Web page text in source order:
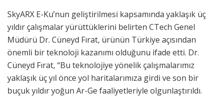
SkyARX E-Ku’nun geliştirilmesi kapsamında yaklaşık üç
yıldır çalışmalar yürüttüklerini belirten CTech Genel
Müdürü Dr. Cüneyd Fırat, ürünün Türkiye açısından
önemli bir teknoloji kazanımı olduğunu ifade etti. Dr.
Cüneyd Fırat, “Bu teknolojiye yönelik çalışmalarımız
yaklaşık üç yıl önce yol haritalarımıza girdi ve son bir
buçuk yıldır yoğun Ar-Ge faaliyetleriyle olgunlaştırıldı.